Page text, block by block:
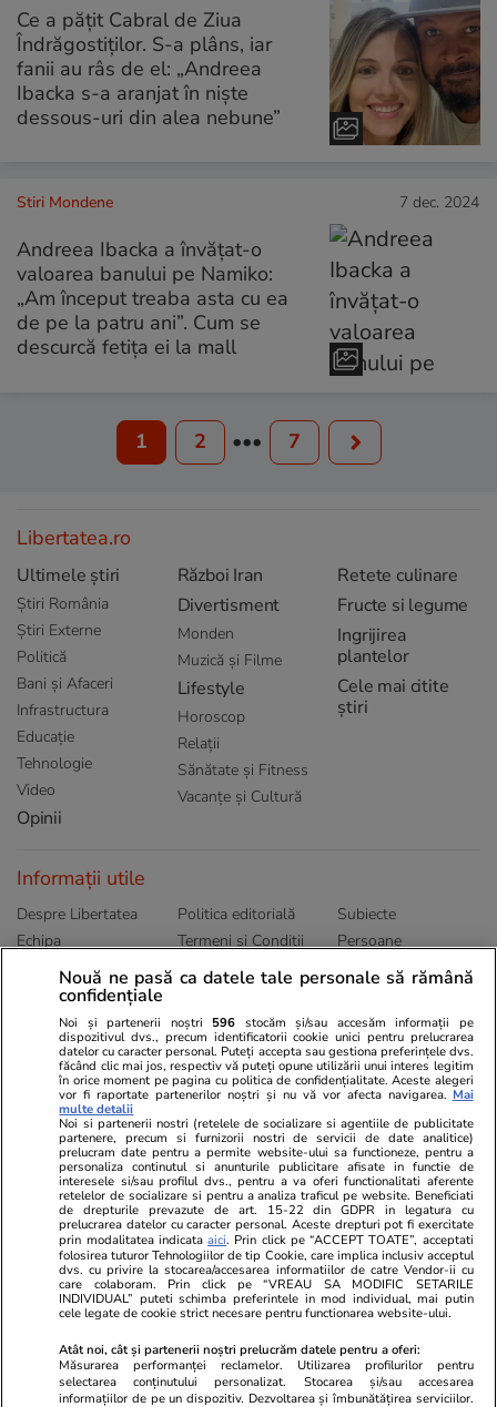
Ce a pățit Cabral de Ziua
Îndrăgostiților. S-a plâns, iar
fanii au râs de el: „Andreea
Ibacka s-a aranjat în niște
dessous-uri din alea nebune”
Stiri Mondene 7 dec. 2024
Andreea Ibacka a învățat-o
valoarea banului pe Namiko:
„Am început treaba asta cu ea
de pe la patru ani”. Cum se
descurcă fetița ei la mall
1 2 ••• 7
Libertatea.ro
Ultimele știri
Știri România
Știri Externe
Politică
Bani și Afaceri
Infrastructura
Educație
Tehnologie
Video
Opinii
Război Iran
Divertisment
Monden
Muzică și Filme
Lifestyle
Horoscop
Relații
Sănătate și Fitness
Vacanțe și Cultură
Retete culinare
Fructe si legume
Ingrijirea
plantelor
Cele mai citite
știri
Informații utile
Despre Libertatea
Echipa
Publicitate
Politica de
Politica editorială
Termeni și Conditii
Abonamente
Subiecte
Persoane
Sitemap
Ringier România
Libertatea pentru
Unica.ro
Program TV
Avantaje
ELLE
Gazeta Sporturilor
Stiri mondene
Calculator sarcina
Ajută Copiii
Locuri de muncă
Imobiliare.ro
Jobradar24
Imoradar24
Colecții Libertatea
Pariază responsabil! Decizia ONJN nr. 821/25.09.2025.
Jocurile de noroc sunt interzise minorilor.
© 2026 Ringier Romania. Toate drepturile rezervate
Nouă ne pasă ca datele tale personale să rămână
confidențiale
Noi și partenerii noștri 596 stocăm și/sau accesăm informații pe
dispozitivul dvs., precum identificatorii cookie unici pentru prelucrarea
datelor cu caracter personal. Puteți accepta sau gestiona preferințele dvs.
făcând clic mai jos, respectiv vă puteți opune utilizării unui interes legitim
în orice moment pe pagina cu politica de confidențialitate. Aceste alegeri
vor fi raportate partenerilor noștri și nu vă vor afecta navigarea. Mai
multe detalii
Noi si partenerii nostri (retelele de socializare si agentiile de publicitate
partenere, precum si furnizorii nostri de servicii de date analitice)
prelucram date pentru a permite website-ului sa functioneze, pentru a
personaliza continutul si anunturile publicitare afisate in functie de
interesele si/sau profilul dvs., pentru a va oferi functionalitati aferente
retelelor de socializare si pentru a analiza traficul pe website. Beneficiati
de drepturile prevazute de art. 15-22 din GDPR in legatura cu
prelucrarea datelor cu caracter personal. Aceste drepturi pot fi exercitate
prin modalitatea indicataaici. Prin click pe “ACCEPT TOATE”, acceptati
folosirea tuturor Tehnologiilor de tip Cookie, care implica inclusiv acceptul
dvs. cu privire la stocarea/accesarea informatiilor de catre Vendor-ii cu
care colaboram. Prin click pe “VREAU SA MODIFIC SETARILE
INDIVIDUAL” puteti schimba preferintele in mod individual, mai putin
cele legate de cookie strict necesare pentru functionarea website-ului.
Atât noi, cât și partenerii noștri prelucrăm datele pentru a oferi:
Măsurarea performanței reclamelor. Utilizarea profilurilor pentru
selectarea conținutului personalizat. Stocarea și/sau accesarea
informațiilor de pe un dispozitiv. Dezvoltarea și îmbunătățirea serviciilor.